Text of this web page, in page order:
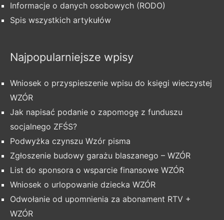
Informacje o danych osobowych (RODO)
Spis wszystkich artykułów
Najpopularniejsze wpisy
Wniosek o przyspieszenie wpisu do księgi wieczystej
WZÓR
Jak napisać podanie o zapomogę z funduszu
socjalnego ZFŚS?
Podwyżka czynszu Wzór pisma
Zgłoszenie budowy garażu blaszanego – WZÓR
List do sponsora o wsparcie finansowe WZÓR
Wniosek o urlopowanie dziecka WZÓR
Odwołanie od upomnienia za abonament RTV +
WZÓR